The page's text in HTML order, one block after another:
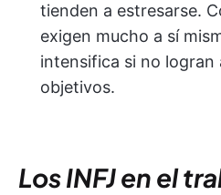
tienden a estresarse.
exigen mucho a sí
intensifica si no logran
objetivos.
Los INFJ en el